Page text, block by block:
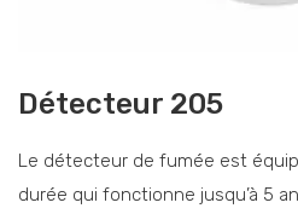
Détecteur 205
Le détecteur de fumée est
durée qui fonctionne jusqu’à 5